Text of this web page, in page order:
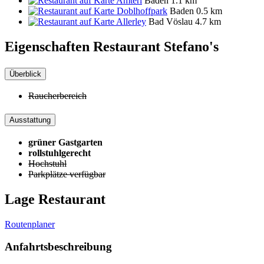
Doblhoffpark Baden 0.5 km
Allerley Bad Vöslau 4.7 km
Eigenschaften Restaurant Stefano's
Überblick
Raucherbereich
Ausstattung
grüner Gastgarten
rollstuhlgerecht
Hochstuhl
Parkplätze verfügbar
Lage Restaurant
Routenplaner
Anfahrtsbeschreibung